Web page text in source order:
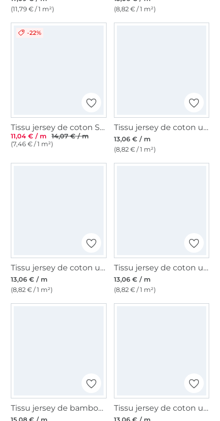
(11,79 € / 1 m²)
(8,82 € / 1 m²)
-22%
Tissu jersey de coton Sopo, caramel
11,04 € / m
14,07 € / m
(7,46 € / 1 m²)
Tissu jersey de coton uni, violet
13,06 € / m
(8,82 € / 1 m²)
Tissu jersey de coton uni, vert menthe, 455.421-6305
13,06 € / m
(8,82 € / 1 m²)
Tissu jersey de coton uni, jaune
13,06 € / m
(8,82 € / 1 m²)
Tissu jersey de bambou uni, lie de vin Tissu jersey de coton uni, bleu pastel